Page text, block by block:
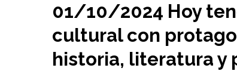
01/10/2024 Hoy
cultural con
historia, literatura y